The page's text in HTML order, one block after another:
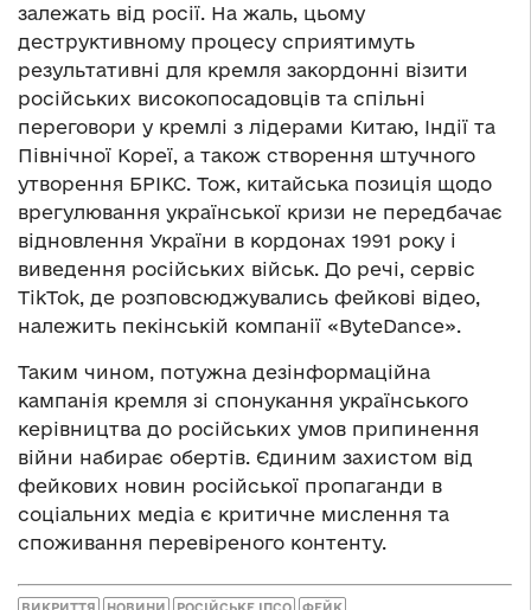
залежать від росії. На жаль, цьому
деструктивному процесу сприятимуть
результативні для кремля закордонні візити
російських високопосадовців та спільні
переговори у кремлі з лідерами Китаю, Індії та
Північної Кореї, а також створення штучного
утворення БРІКС. Тож, китайська позиція щодо
врегулювання української кризи не передбачає
відновлення України в кордонах 1991 року і
виведення російських військ. До речі, сервіс
TikTok, де розповсюджувались фейкові відео,
належить пекінській компанії «ByteDance».
Таким чином, потужна дезінформаційна
кампанія кремля зі спонукання українського
керівництва до російських умов припинення
війни набирає обертів. Єдиним захистом від
фейкових новин російської пропаганди в
соціальних медіа є критичне мислення та
споживання перевіреного контенту.